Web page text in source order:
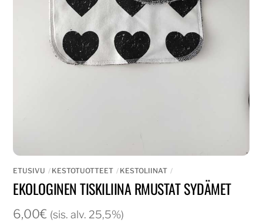
ETUSIVU KESTOTUOTTEET KESTOLIINAT
EKOLOGINEN TISKILIINA RMUSTAT SYDÄMET
6,00€ (sis. alv. 25,5%)